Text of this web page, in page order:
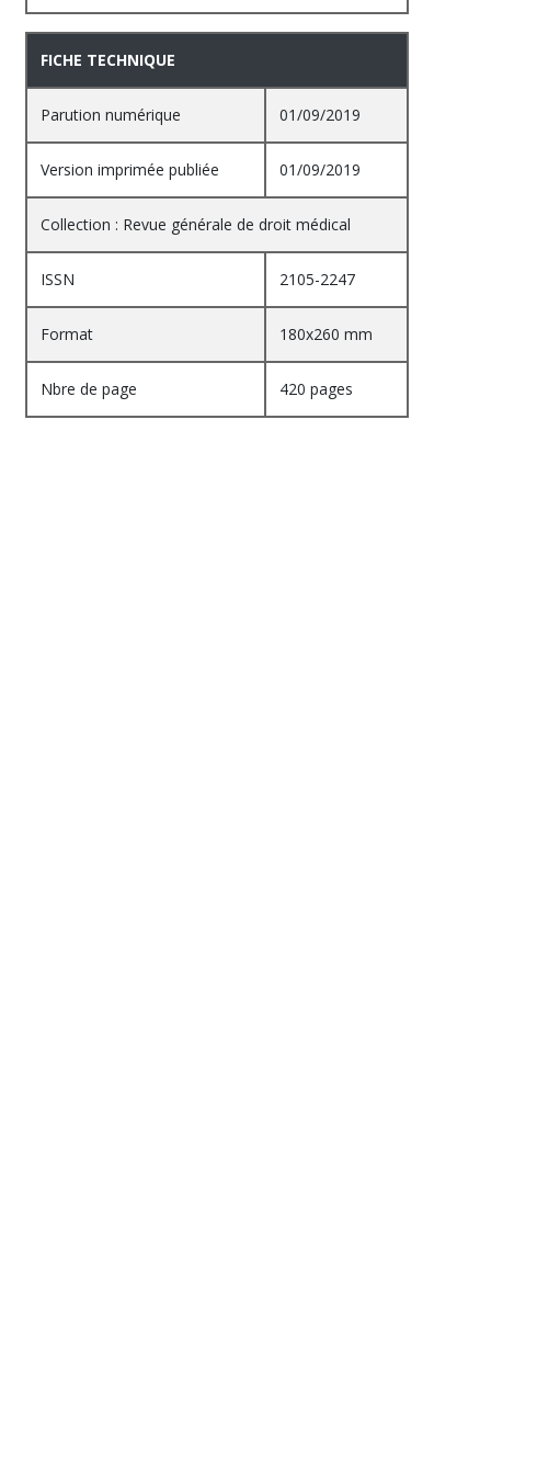
FICHE TECHNIQUE
Parution numérique 01/09/2019
Version imprimée publiée 01/09/2019
Collection : Revue générale de droit médical
ISSN 2105-2247
Format 180x260 mm
Nbre de page 420 pages